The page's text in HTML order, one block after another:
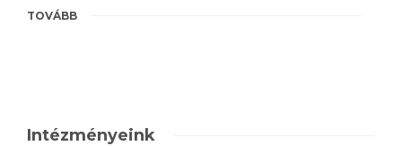
TOVÁBB
Intézményeink